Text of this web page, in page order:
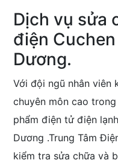
Dịch vụ sửa
điện
Dương.
Với đội ngũ nhân viên
chuyên môn cao
phẩm điện tử điện
Dương .Trung Tâm
kiểm tra sửa chữa và